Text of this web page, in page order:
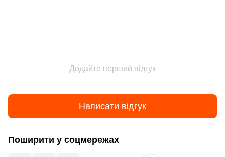
Додайте перший відгук
Написати відгук
Поширити у соцмережах